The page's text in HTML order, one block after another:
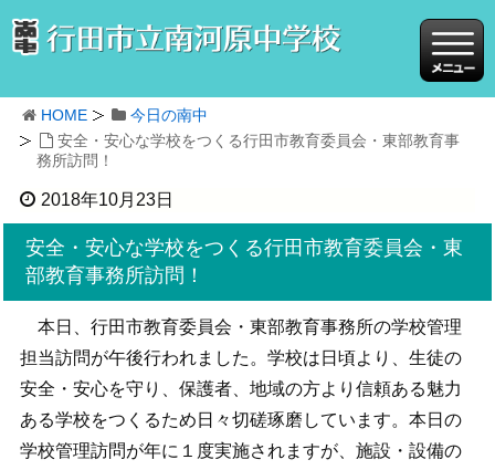
HOME
今日の南中
安全・安心な学校をつくる行田市教育委員会・東部教育事
務所訪問！
2018年10月23日
安全・安心な学校をつくる行田市教育委員会・東
部教育事務所訪問！
本日、行田市教育委員会・東部教育事務所の学校管理
担当訪問が午後行われました。学校は日頃より、生徒の
安全・安心を守り、保護者、地域の方より信頼ある魅力
ある学校をつくるため日々切磋琢磨しています。本日の
学校管理訪問が年に１度実施されますが、施設・設備の